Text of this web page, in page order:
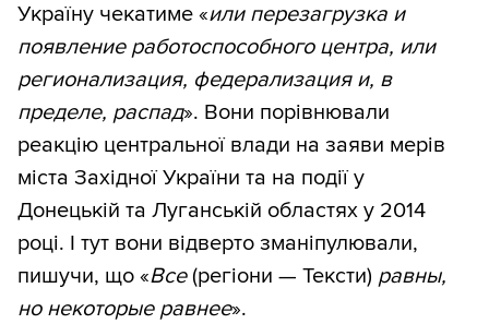
Україну чекатиме «или перезагрузка и
появление работоспособного центра, или
регионализация, федерализация и, в
пределе, распад». Вони порівнювали
реакцію центральної влади на заяви мерів
міста Західної України та на події у
Донецькій та Луганській областях у 2014
році. І тут вони відверто зманіпулювали,
пишучи, що «Все(регіони — Тексти) равны,
но некоторые равнее».